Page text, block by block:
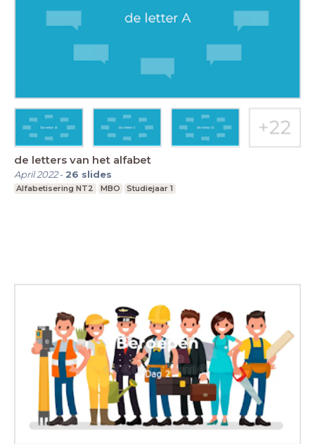
de letters van het alfabet
April 2022- 26 slides
Alfabetisering NT2 MBO Studiejaar 1